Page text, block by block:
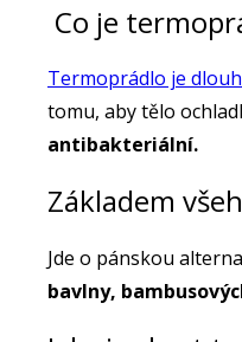
Co je
Termoprádlo je
tomu, aby tělo
antibakteriální.
Základem
Jde o pánskou
bavlny,